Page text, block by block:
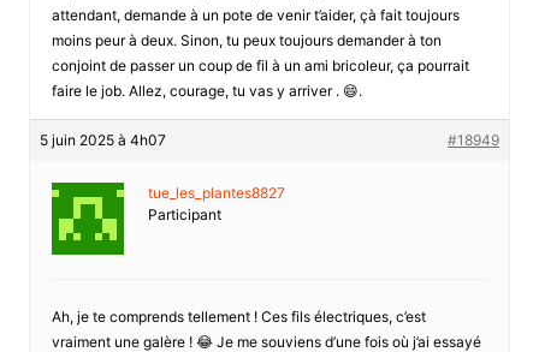
attendant, demande à un pote de venir t’aider, çà fait toujours
moins peur à deux. Sinon, tu peux toujours demander à ton
conjoint de passer un coup de fil à un ami bricoleur, ça pourrait
faire le job. Allez, courage, tu vas y arriver . 😄.
5 juin 2025 à 4h07 #18949
tue_les_plantes8827
Participant
Ah, je te comprends tellement ! Ces fils électriques, c’est
vraiment une galère ! 😂 Je me souviens d’une fois où j’ai essayé